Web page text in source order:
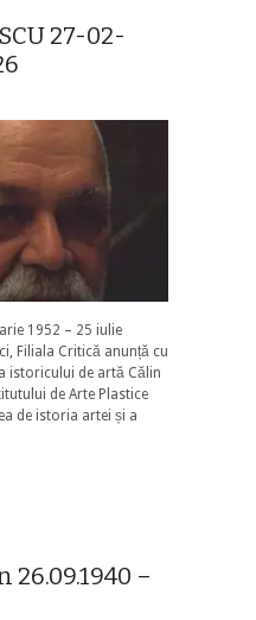
27-02-
1952 – 25 iulie
Filiala Critică anunță cu
istoricului de artă Călin
de Arte Plastice
de istoria artei și a
26.09.1940 –